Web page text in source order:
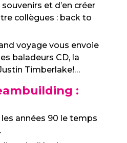
et d’en créer
collègues : back to
voyage vous envoie
baladeurs CD, la
Timberlake!…
:
années 90 le temps